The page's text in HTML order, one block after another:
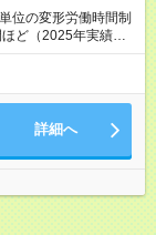
UPする制度です。
す。 昇格すると、
位の変形労働時間制
ど（2025年実績）
時間は店舗により異
以内） ★残業は月
：13時～22時
詳細へ